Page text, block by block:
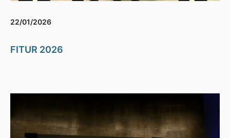
22/01/2026
FITUR 2026